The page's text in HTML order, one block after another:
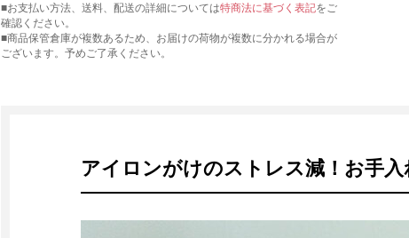
■お支払い方法、送料、配送の詳細については特商法に基づく表記をご
確認ください。
■商品保管倉庫が複数あるため、お届けの荷物が複数に分かれる場合が
ございます。予めご了承ください。
アイロンがけのストレス減！お手